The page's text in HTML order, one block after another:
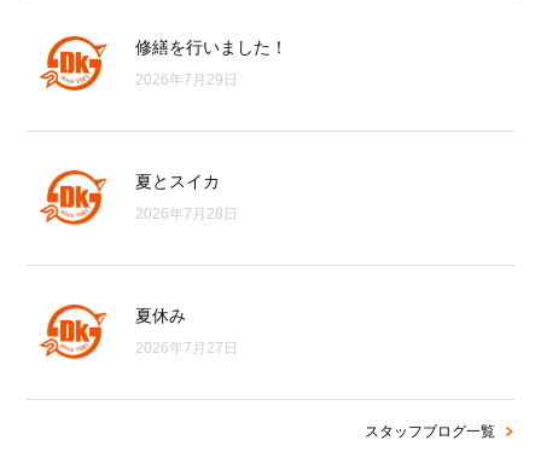
修繕を行いました！
2026年7月29日
夏とスイカ
2026年7月28日
夏休み
2026年7月27日
スタッフブログ一覧